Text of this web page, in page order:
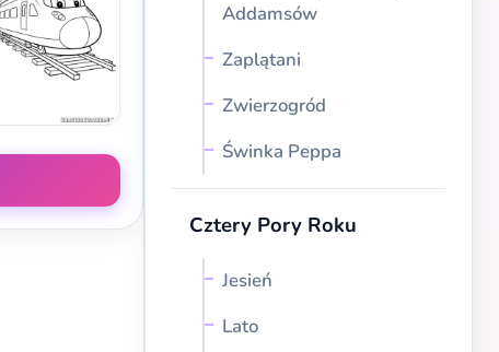
Addamsów
Zaplątani
Zwierzogród
Świnka Peppa
Cztery Pory Roku
Jesień
Lato